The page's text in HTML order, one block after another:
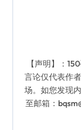
【声明】：
言论仅代表作
场。如您发现
至邮箱：